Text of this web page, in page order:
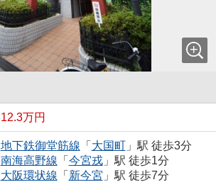
12.3万円
地下鉄御堂筋線 「 大国町」駅 徒歩3分
南海高野線 「 今宮戎」駅 徒歩1分
大阪環状線 「 新今宮 」駅 徒歩7分